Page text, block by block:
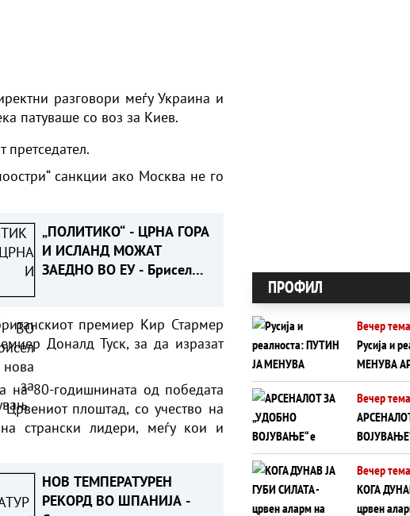
разговори меѓу Украина и
патуваше со воз за Киев.
санкции ако Москва не го
„ПОЛИТИКО“ - ЦРНА ГОРА
И ИСЛАНД МОЖАТ
ЗАЕДНО ВО ЕУ - Брисел
премиер Кир Стармер
Доналд Туск, за да изразат
на 80-годишнината од победата
плоштад, со учество на
странски лидери, меѓу кои и
НОВ ТЕМПЕРАТУРЕН
РЕКОРД ВО ШПАНИЈА -
ПРОФИЛ
Вечер тема
Русија и
МЕНУВА
ШТО
Вечер тема
Вечер тема
КОГА
црвен